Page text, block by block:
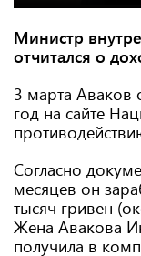
Министр
отчитался о
3 марта Аваков
год на сайте
Согласно
месяцев он
тысяч гривен
Жена Авакова
получила в